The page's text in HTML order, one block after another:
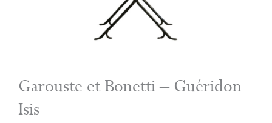
Garouste et Bonetti – Guéridon
Isis